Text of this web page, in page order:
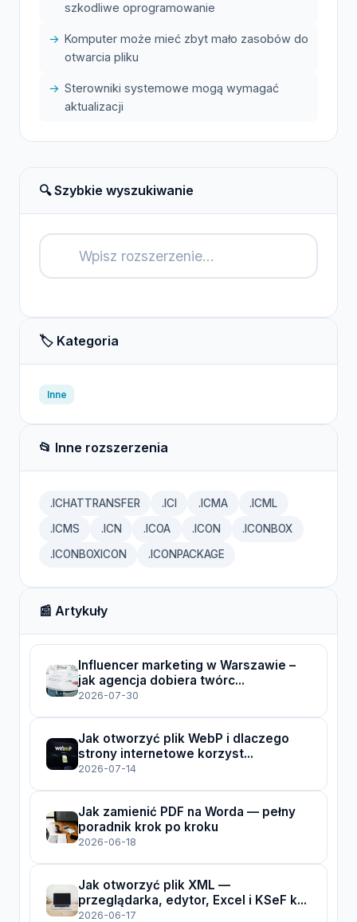
szkodliwe oprogramowanie
Komputer może mieć zbyt mało zasobów do
otwarcia pliku
Sterowniki systemowe mogą wymagać
aktualizacji
🔍 Szybkie wyszukiwanie
🏷️ Kategoria
Inne
📂 Inne rozszerzenia
.ICHATTRANSFER .ICI .ICMA .ICML
.ICMS .ICN .ICOA .ICON .ICONBOX
.ICONBOXICON .ICONPACKAGE
📰 Artykuły
Influencer marketing w Warszawie –
jak agencja dobiera twórc...
2026-07-30
Jak otworzyć plik WebP i dlaczego
strony internetowe korzyst...
2026-07-14
Jak zamienić PDF na Worda — pełny
poradnik krok po kroku
2026-06-18
Jak otworzyć plik XML —
przeglądarka, edytor, Excel i KSeF k...
2026-06-17